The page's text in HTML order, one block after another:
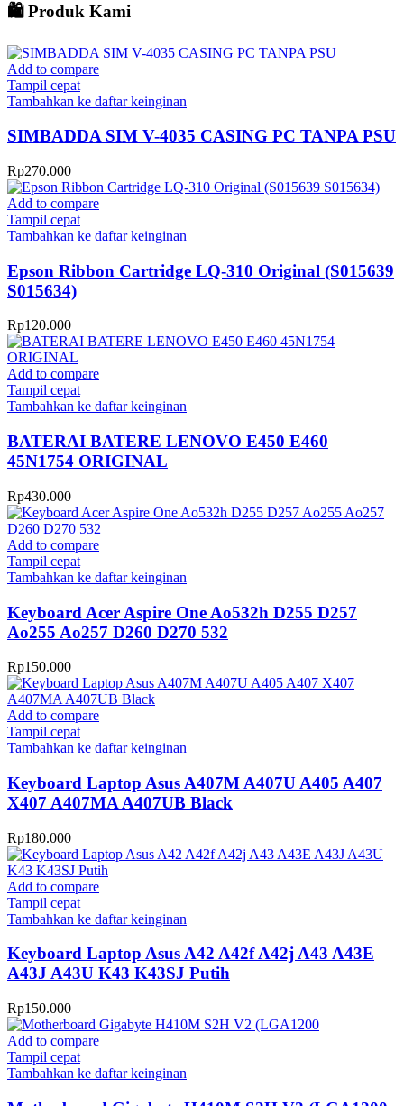
🛍️ Produk Kami
Add to compare
Tampil cepat
Tambahkan ke daftar keinginan
SIMBADDA SIM V-4035 CASING PC TANPA PSU
Rp270.000
Add to compare
Tampil cepat
Tambahkan ke daftar keinginan
Epson Ribbon Cartridge LQ-310 Original (S015639
S015634)
Rp120.000
Add to compare
Tampil cepat
Tambahkan ke daftar keinginan
BATERAI BATERE LENOVO E450 E460
45N1754 ORIGINAL
Rp430.000
Add to compare
Tampil cepat
Tambahkan ke daftar keinginan
Keyboard Acer Aspire One Ao532h D255 D257
Ao255 Ao257 D260 D270 532
Rp150.000
Add to compare
Tampil cepat
Tambahkan ke daftar keinginan
Keyboard Laptop Asus A407M A407U A405 A407
X407 A407MA A407UB Black
Rp180.000
Add to compare
Tampil cepat
Tambahkan ke daftar keinginan
Keyboard Laptop Asus A42 A42f A42j A43 A43E
A43J A43U K43 K43SJ Putih
Rp150.000
Add to compare
Tampil cepat
Tambahkan ke daftar keinginan